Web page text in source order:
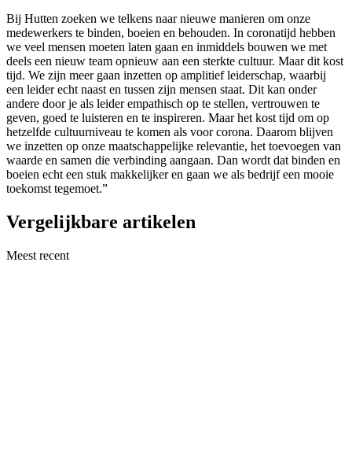
Bij Hutten zoeken we telkens naar nieuwe manieren om onze
medewerkers te binden, boeien en behouden. In coronatijd hebben
we veel mensen moeten laten gaan en inmiddels bouwen we met
deels een nieuw team opnieuw aan een sterkte cultuur. Maar dit kost
tijd. We zijn meer gaan inzetten op amplitief leiderschap, waarbij
een leider echt naast en tussen zijn mensen staat. Dit kan onder
andere door je als leider empathisch op te stellen, vertrouwen te
geven, goed te luisteren en te inspireren. Maar het kost tijd om op
hetzelfde cultuurniveau te komen als voor corona. Daarom blijven
we inzetten op onze maatschappelijke relevantie, het toevoegen van
waarde en samen die verbinding aangaan. Dan wordt dat binden en
boeien echt een stuk makkelijker en gaan we als bedrijf een mooie
toekomst tegemoet.”
Vergelijkbare artikelen
Meest recent